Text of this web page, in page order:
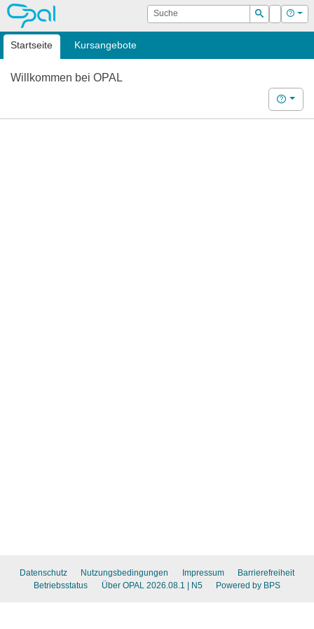
OPAL Suche
Suchen
Login Hilfe
Startseite Kursangebote
Willkommen bei OPAL
Hilfe
Datenschutz Nutzungsbedingungen Impressum
Barrierefreiheit
Betriebsstatus
Über OPAL 2026.08.1 | N5 Powered by BPS